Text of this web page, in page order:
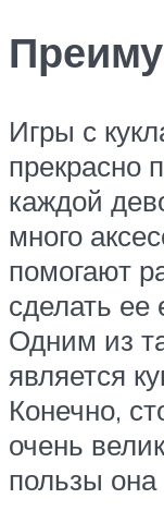
Игры с
прекрасно
каждой
много
помогают
сделать ее
Одним из
является
Конечно,
очень
пользы она